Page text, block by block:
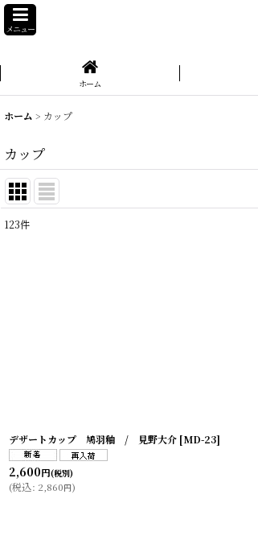
メニュー
ホーム
ホーム > カップ
カップ
123件
デザートカップ 鳩羽釉 / 見野大介 [MD-23]
2,600円(税別)
(税込: 2,860円)